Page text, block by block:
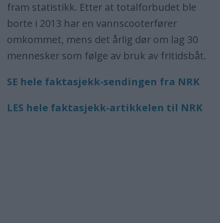
fram statistikk. Etter at totalforbudet ble
borte i 2013 har en vannscooterfører
omkommet, mens det årlig dør om lag 30
mennesker som følge av bruk av fritidsbåt.
SE hele faktasjekk-sendingen fra NRK
LES hele faktasjekk-artikkelen til NRK